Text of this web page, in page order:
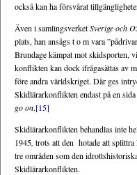
också kan ha försvårat
Även i samlingsverketSverige och
plats, han ansågs t o m vara
Brundage kämpat mot skidsporten,
konflikten kan dock ifrågasättas av
före andra världskriget. Där ges
Skidlärarkonflikten endast på en
go on.[15]
Skidlärarkonflikten behandlas inte
1945, trots att den hotade att
tre områden som den
Skidlärarkonflikten.